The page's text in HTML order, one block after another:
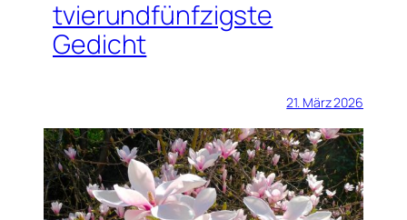
tvierundfünfzigste
Gedicht
21. März 2026